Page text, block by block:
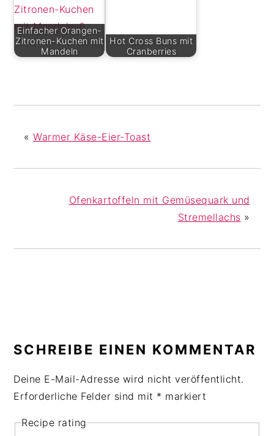
Einfacher Orangen-
Zitronen-Kuchen mit
Mandeln
Hot Cross Buns mit
Cranberries
«Warmer Käse-Eier-Toast
Ofenkartoffeln mit Gemüsequark und
Stremellachs »
INTERAKTIONEN
SCHREIBE EINEN KOMMENTAR
Deine E-Mail-Adresse wird nicht veröffentlicht.
Erforderliche Felder sind mit * markiert
Recipe rating